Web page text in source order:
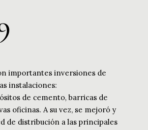
importantes inversiones de
instalaciones:
de cemento, barricas de
oficinas. A su vez, se mejoró y
de distribución a las principales